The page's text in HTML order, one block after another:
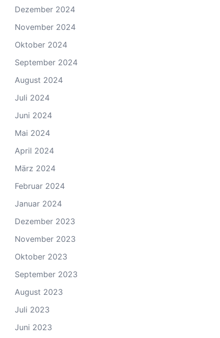
Dezember 2024
November 2024
Oktober 2024
September 2024
August 2024
Juli 2024
Juni 2024
Mai 2024
April 2024
März 2024
Februar 2024
Januar 2024
Dezember 2023
November 2023
Oktober 2023
September 2023
August 2023
Juli 2023
Juni 2023